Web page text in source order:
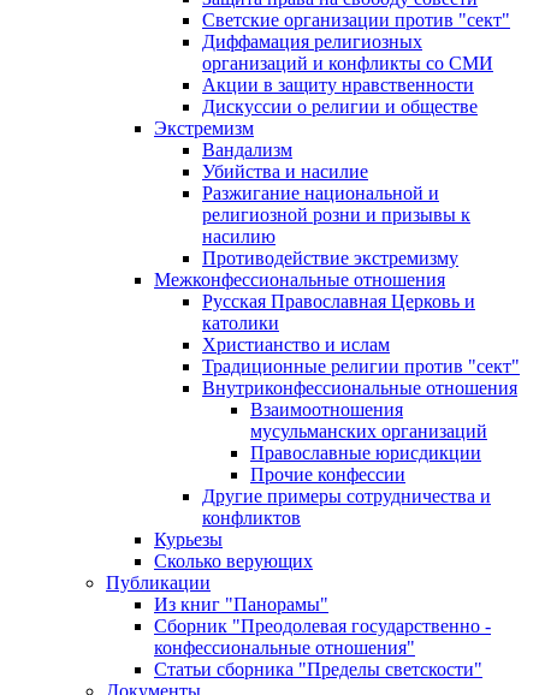
Светские организации против "сект"
Диффамация религиозных
организаций и конфликты со СМИ
Акции в защиту нравственности
Дискуссии о религии и обществе
Экстремизм
Вандализм
Убийства и насилие
Разжигание национальной и
религиозной розни и призывы к
насилию
Противодействие экстремизму
Межконфессиональные отношения
Русская Православная Церковь и
католики
Христианство и ислам
Традиционные религии против "сект"
Внутриконфессиональные отношения
Взаимоотношения
мусульманских организаций
Православные юрисдикции
Прочие конфессии
Другие примеры сотрудничества и
конфликтов
Курьезы
Сколько верующих
Публикации
Из книг "Панорамы"
Сборник "Преодолевая государственно -
конфессиональные отношения"
Статьи сборника "Пределы светскости"